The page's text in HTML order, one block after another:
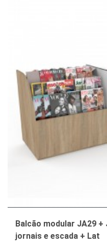
Balcão modular JA29
jornais e escada + Lat